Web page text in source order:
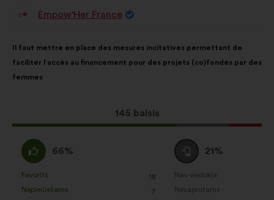
PriekšlikumuEmpow'Her France
saturs:
Il faut mettre en place des mesures incitatives permettant de
faciliter l’accès au financement pour des projets (co)fondés par des
femmes
Šis
priekšlikums
145 balsis
ir
šāds:
Piekrītu
:
66%
Favorīts
: 18
reize(-
s)
Nepieciešams
: 7
reize(-
Neitrāls
balsojums
:
21%
Nav viedokļa
:reize(-
s)
Nesaprotams
:reize(-